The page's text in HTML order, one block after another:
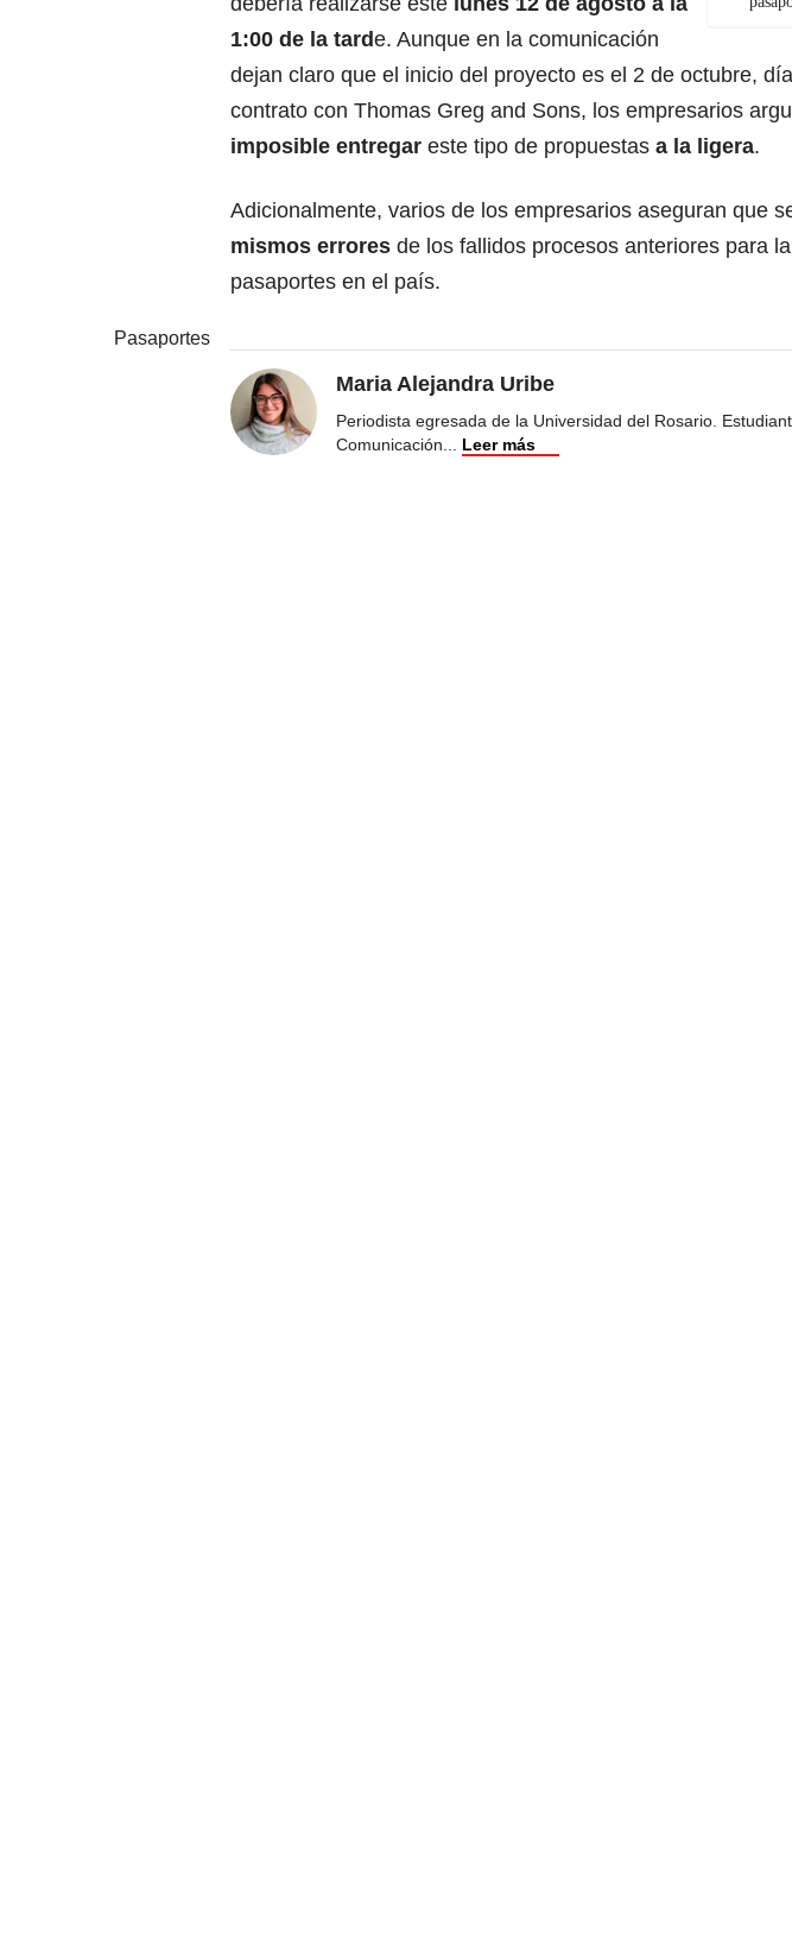
1:00 de la tarde. Aunque en la comunicación
dejan claro que el inicio del proyecto es el 2 de octubre,
contrato con Thomas Greg and Sons, los empresarios
imposible entregar este tipo de propuestas a la ligera.
Adicionalmente, varios de los empresarios aseguran que
mismos errores de los fallidos procesos anteriores para
pasaportes en el país.
Pasaportes
Maria Alejandra Uribe
Periodista egresada de la Universidad del Rosario.
Comunicación... Leer más